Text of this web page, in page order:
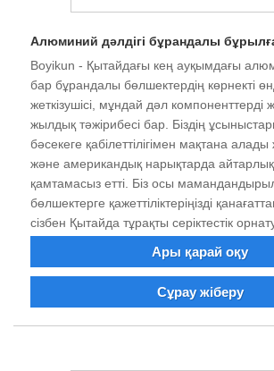
Алюминий дәлдігі бұрандалы
Boyikun - Қытайдағы кең ауқымдағы
бар бұрандалы бөлшектердің көрнекті
жеткізушісі, мұндай дәл компоненттерді
жылдық тәжірибесі бар. Біздің
бәсекеге қабілеттілігімен мақтана
және американдық нарықтарда
қамтамасыз етті. Біз осы
бөлшектерге қажеттіліктеріңізді
сізбен Қытайда тұрақты серіктестік
Ары қарай оқу
Сұрау жіберу